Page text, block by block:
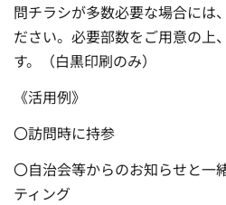
問チラシが多数必要な場合には
ださい。必要部数をご用意の上
す。（白黒印刷のみ）
《活用例》
〇訪問時に持参
〇自治会等からのお知らせと一
ティング